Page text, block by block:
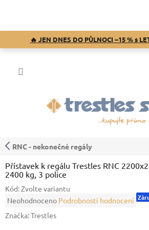
🔥 JEN DNES DO PŮLNOCI −15 % s
RNC - nekonečné regály
Přístavek k regálu Trestles RNC
2400 kg, 3 police
Kód:Zvolte variantu
Průměrné
produktu
Neohodnoceno Podrobnosti hodnocení
Značka:Trestles